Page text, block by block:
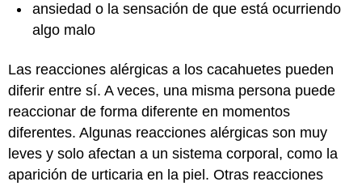
ansiedad o la sensación de que está ocurriendo
algo malo
Las reacciones alérgicas a los cacahuetes pueden
diferir entre sí. A veces, una misma persona puede
reaccionar de forma diferente en momentos
diferentes. Algunas reacciones alérgicas son muy
leves y solo afectan a un sistema corporal, como la
aparición de urticaria en la piel. Otras reacciones